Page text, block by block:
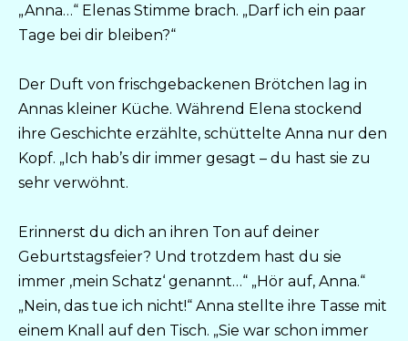
„Anna…“ Elenas Stimme brach. „Darf ich ein paar
Tage bei dir bleiben?“
Der Duft von frischgebackenen Brötchen lag in
Annas kleiner Küche. Während Elena stockend
ihre Geschichte erzählte, schüttelte Anna nur den
Kopf. „Ich hab’s dir immer gesagt – du hast sie zu
sehr verwöhnt.
Erinnerst du dich an ihren Ton auf deiner
Geburtstagsfeier? Und trotzdem hast du sie
immer ‚mein Schatz‘ genannt…“ „Hör auf, Anna.“
„Nein, das tue ich nicht!“ Anna stellte ihre Tasse mit
einem Knall auf den Tisch. „Sie war schon immer